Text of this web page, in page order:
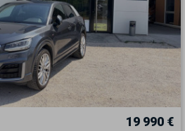
19 990 €